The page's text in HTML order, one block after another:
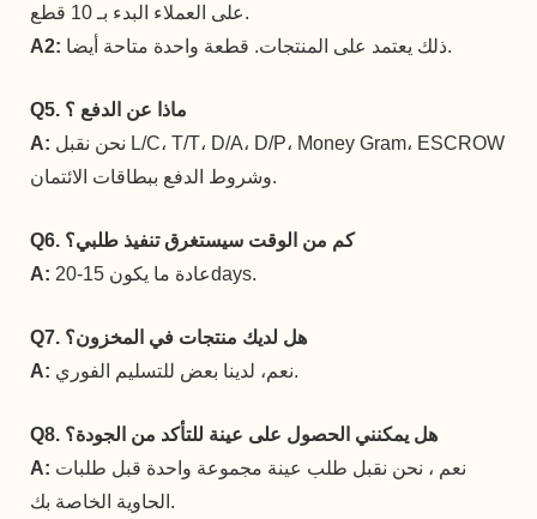
على العملاء البدء بـ 10 قطع.
A2:
ذلك يعتمد على المنتجات. قطعة واحدة متاحة أيضا.
Q5. ماذا عن الدفع ؟
A: نحن نقبل L/C، T/T، D/A، D/P، Money Gram، ESCROW
وشروط الدفع ببطاقات الائتمان.
Q6. كم من الوقت سيستغرق تنفيذ طلبي؟
A:
عادة ما يكون 15-20days.
Q7. هل لديك منتجات في المخزون؟
A:
نعم، لدينا بعض للتسليم الفوري.
Q8. هل يمكنني الحصول على عينة للتأكد من الجودة؟
A: نعم ، نحن نقبل طلب عينة مجموعة واحدة قبل طلبات
الحاوية الخاصة بك.